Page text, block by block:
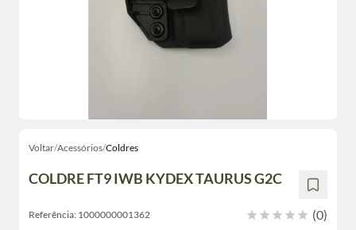
Voltar/Acessórios/Coldres
COLDRE FT9 IWB KYDEX TAURUS G2C
Referência: 1000000001362
(0)